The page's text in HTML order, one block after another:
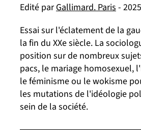
Edité parGallimard. Paris - 2025
Essai sur l'éclatement de la
la fin du XXe siècle. La
position sur de nombreux
pacs, le mariage homosexuel,
le féminisme ou le wokisme
les mutations de l'idéologie
sein de la société.